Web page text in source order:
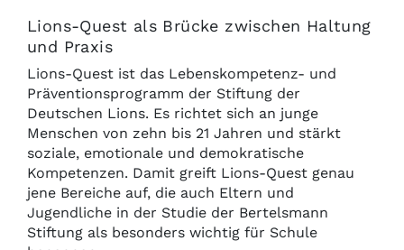
Lions-Quest als Brücke zwischen Haltung
und Praxis
Lions-Quest ist das Lebenskompetenz- und
Präventionsprogramm der Stiftung der
Deutschen Lions. Es richtet sich an junge
Menschen von zehn bis 21 Jahren und stärkt
soziale, emotionale und demokratische
Kompetenzen. Damit greift Lions-Quest genau
jene Bereiche auf, die auch Eltern und
Jugendliche in der Studie der Bertelsmann
Stiftung als besonders wichtig für Schule